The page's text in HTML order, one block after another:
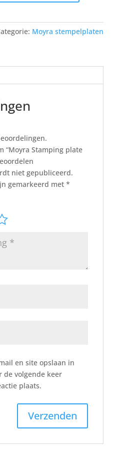
Moyra stempelplaten
“Moyra Stamping plate
niet gepubliceerd.
gemarkeerd met *
en site opslaan in
de volgende keer
plaats.